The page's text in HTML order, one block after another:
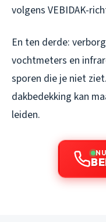
volgens VEBIDAK-
En ten derde:
vochtmeters en
sporen die je niet
dakbedekking kan
leiden.